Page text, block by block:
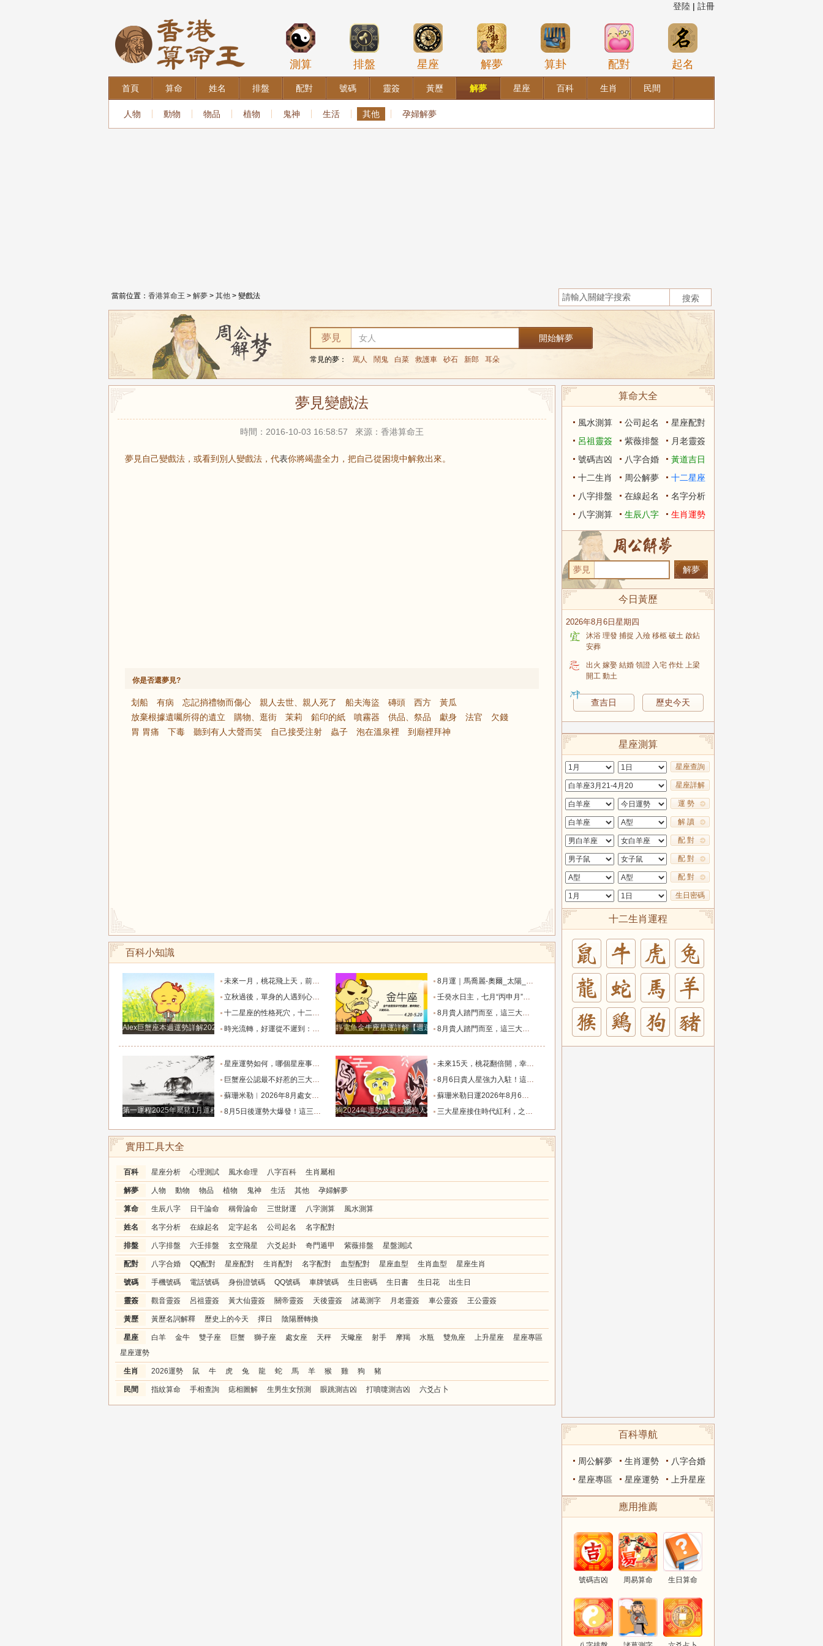
登陸 | 註冊
測算 排盤 星座 解夢 算卦 配對 起名
首頁 算命 姓名 排盤 配對 號碼 靈簽 黃歷 解夢 星座 百科 生肖 民間
人物 動物 物品 植物 鬼神 生活 其他 孕婦解夢
當前位置： 香港算命王 > 解夢 > 其他 > 變戲法
夢見
常見的夢： 罵人 鬧鬼 白菜 救護車 砂石 新郎 耳朵
夢見變戲法
時間：2016-10-03 16:58:57 來源：香港算命王
夢見自己變戲法，或看到別人變戲法，代表你將竭盡全力，把自己從困境中解救出來。
你是否還夢見?
划船 有病 忘記捎禮物而傷心 親人去世、親人死了 船夫海盜 磚頭 西方
黃瓜
放棄根據遺囑所得的遺立
購物、逛街 茉莉 鉛印的紙 噴霧器 供品、祭品 獻身 法官
欠錢
胃 胃痛
下毒 聽到有人大聲而笑 自己接受注射 蟲子 泡在溫泉裡 到廟裡拜神
百科小知識
Alex巨蟹座本週運勢詳解2024.12.23-12.29
未來一月，桃花飛上天，前任主動回眸，回到甜蜜生活的星座！_愛情_雙子座_重逢
立秋過後，單身的人遇到心動對象，脫單信號明顯的三個星座_雙子座_時間_感情
十二星座的性格死穴，十二星座女生誰最醜？_感情_愛情_才能
時光流轉，好運從不遲到：這些星座日日被幸運悄然圍繞_獅子座_生活_雙子座
靜電魚金牛座星運詳解【週運2024年12月9日-12月15日】
8月運｜馬喬麗-奧爾_太陽_迦勒_生活節奏
壬癸水日主，七月“丙申月”，情感運解析_申沖_單身_陰歷
8月貴人踏門而至，這三大星座喜迎難得的大好運勢！_朋友_夏末秋_輕鬆感
8月貴人踏門而至，這三大星座喜迎難得的大好運勢！_朋友_夏末秋_輕鬆感
第一運程2025年屬豬1月運程解析
星座運勢如何，哪個星座事業運勢最好？_能力_變化_同情心
巨蟹座公認最不好惹的三大生肖_特質_底線_衝突
蘇珊米勒︱2026年8月處女座月度運勢_工作_木星_滿月
8月5日後運勢大爆發！這三大星座受夠了窮苦，終於熬到“貴人送財”，翻身做主人！_小人_回報_遠超
狗2024年運勢及運程屬狗人2024運勢好嗎
未來15天，桃花翻倍開，幸福主動找上門，4星座與真愛喜結連理_愛情_雙子座_金牛座
8月6日貴人星強力入駐！這四大星座告別“孤軍奮戰”，未來30天逢兇化吉，借力暴富！_小人_合作_伯樂
蘇珊米勒日運2026年8月6日十二星座運勢_土星_太陽_內心
三大星座接住時代紅利，之前吃虧隱忍，全部轉化為晚年財富_行業_合作_人情
實用工具大全
百科 星座分析 心理測試 風水命理 八字百科 生肖屬相
解夢 人物 動物 物品 植物 鬼神 生活 其他 孕婦解夢
算命 生辰八字 日干論命 稱骨論命 三世財運 八字測算 風水測算
姓名 名字分析 在線起名 定字起名 公司起名 名字配對
排盤 八字排盤 六壬排盤 玄空飛星 六爻起卦 奇門遁甲 紫薇排盤 星盤測試
配對 八字合婚 QQ配對 星座配對 生肖配對 名字配對 血型配對 星座血型 生肖血型 星座生肖
號碼 手機號碼 電話號碼 身份證號碼 QQ號碼 車牌號碼 生日密碼 生日書 生日花 出生日
靈簽 觀音靈簽 呂祖靈簽 黃大仙靈簽 關帝靈簽 天後靈簽 諸葛測字 月老靈簽 車公靈簽 王公靈簽
黃歷 黃歷名詞解釋 歷史上的今天 擇日 陰陽曆轉換
星座 白羊 金牛 雙子座 巨蟹 獅子座 處女座 天秤 天蠍座 射手 摩羯 水瓶 雙魚座 上升星座
星座專區
星座運勢
生肖 2026運勢 鼠 牛 虎 兔 龍 蛇 馬 羊 猴 雞 狗 豬
民間 指紋算命 手相查詢 痣相圖解 生男生女預測 眼跳測吉凶 打噴嚏測吉凶 六爻占卜
算命大全
風水測算 公司起名
星座配對
呂祖靈簽
紫薇排盤
月老靈簽
號碼吉凶
八字合婚
黃道吉日
十二生肖
周公解夢
十二星座
八字排盤
在線起名
名字分析
八字測算
生辰八字 生肖運勢
夢見
今日黃歷
2026年8月6日星期四
沐浴 理發 捕捉 入殮 移柩 破土 啟鉆
安葬
出火 嫁娶 結婚 領證 入宅 作灶 上梁
開工 動土
查吉日 歷史今天
星座測算
星座查詢
星座詳解
運 勢
解 讀
配 對
配 對
配 對
生日密碼
十二生肖運程
鼠 牛 虎 兔
龍 蛇 馬
猴 雞 狗
百科導航
周公解夢 生肖運勢
八字合婚
星座專區
星座運勢 上升星座
應用推薦
號碼吉凶 周易算命 生日算命